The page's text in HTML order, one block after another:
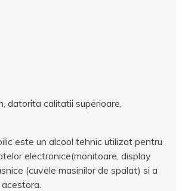
datorita calitatii superioare,
este un alcool tehnic utilizat pentru
electronice(monitoare, display
(cuvele masinilor de spalat) si a